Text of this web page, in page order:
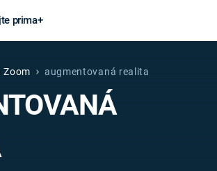
prima+
a
Zoom augmentovaná realita